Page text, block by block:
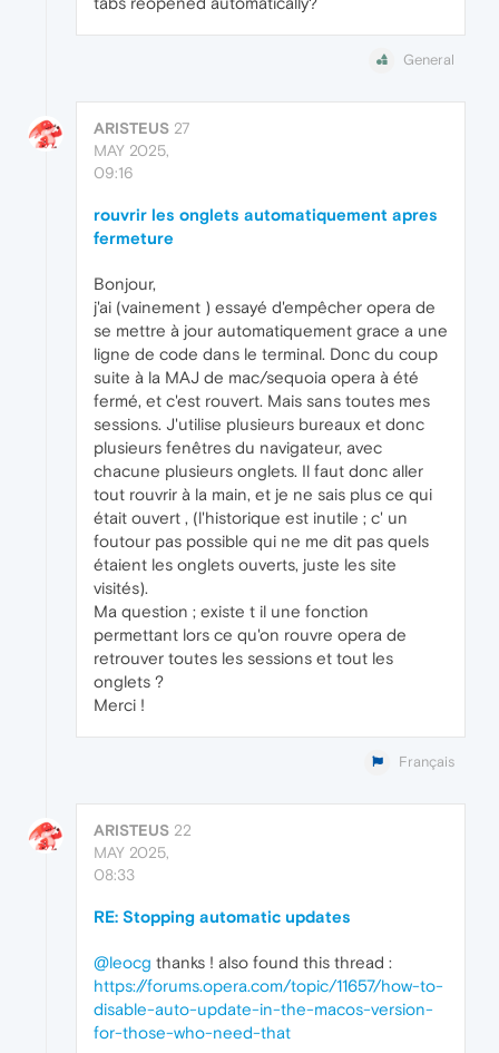
General
ARISTEUS 27
MAY 2025,
09:16
rouvrir les onglets automatiquement apres
fermeture
Bonjour,
j'ai (vainement ) essayé d'empêcher opera de
se mettre à jour automatiquement grace a une
ligne de code dans le terminal. Donc du coup
suite à la MAJ de mac/sequoia opera à été
fermé, et c'est rouvert. Mais sans toutes mes
sessions. J'utilise plusieurs bureaux et donc
plusieurs fenêtres du navigateur, avec
chacune plusieurs onglets. Il faut donc aller
tout rouvrir à la main, et je ne sais plus ce qui
était ouvert , (l'historique est inutile ; c' un
foutour pas possible qui ne me dit pas quels
étaient les onglets ouverts, juste les site
visités).
Ma question ; existe t il une fonction
permettant lors ce qu'on rouvre opera de
retrouver toutes les sessions et tout les
onglets ?
Merci !
Français
ARISTEUS 22
MAY 2025,
08:33
RE: Stopping automatic updates
@leocg thanks ! also found this thread :
https://forums.opera.com/topic/11657/how-to-
disable-auto-update-in-the-macos-version-
for-those-who-need-that